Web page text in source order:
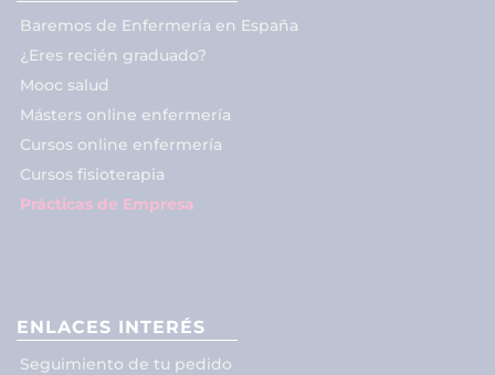
Baremos de Enfermería en España
¿Eres recién graduado?
Mooc salud
Másters online enfermería
Cursos online enfermería
Cursos fisioterapia
Prácticas de Empresa
ENLACES INTERÉS
Seguimiento de tu pedido